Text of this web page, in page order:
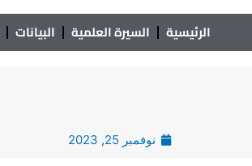
الرئيسية السيرة العلمية البيانات
نوفمبر 25, 2023